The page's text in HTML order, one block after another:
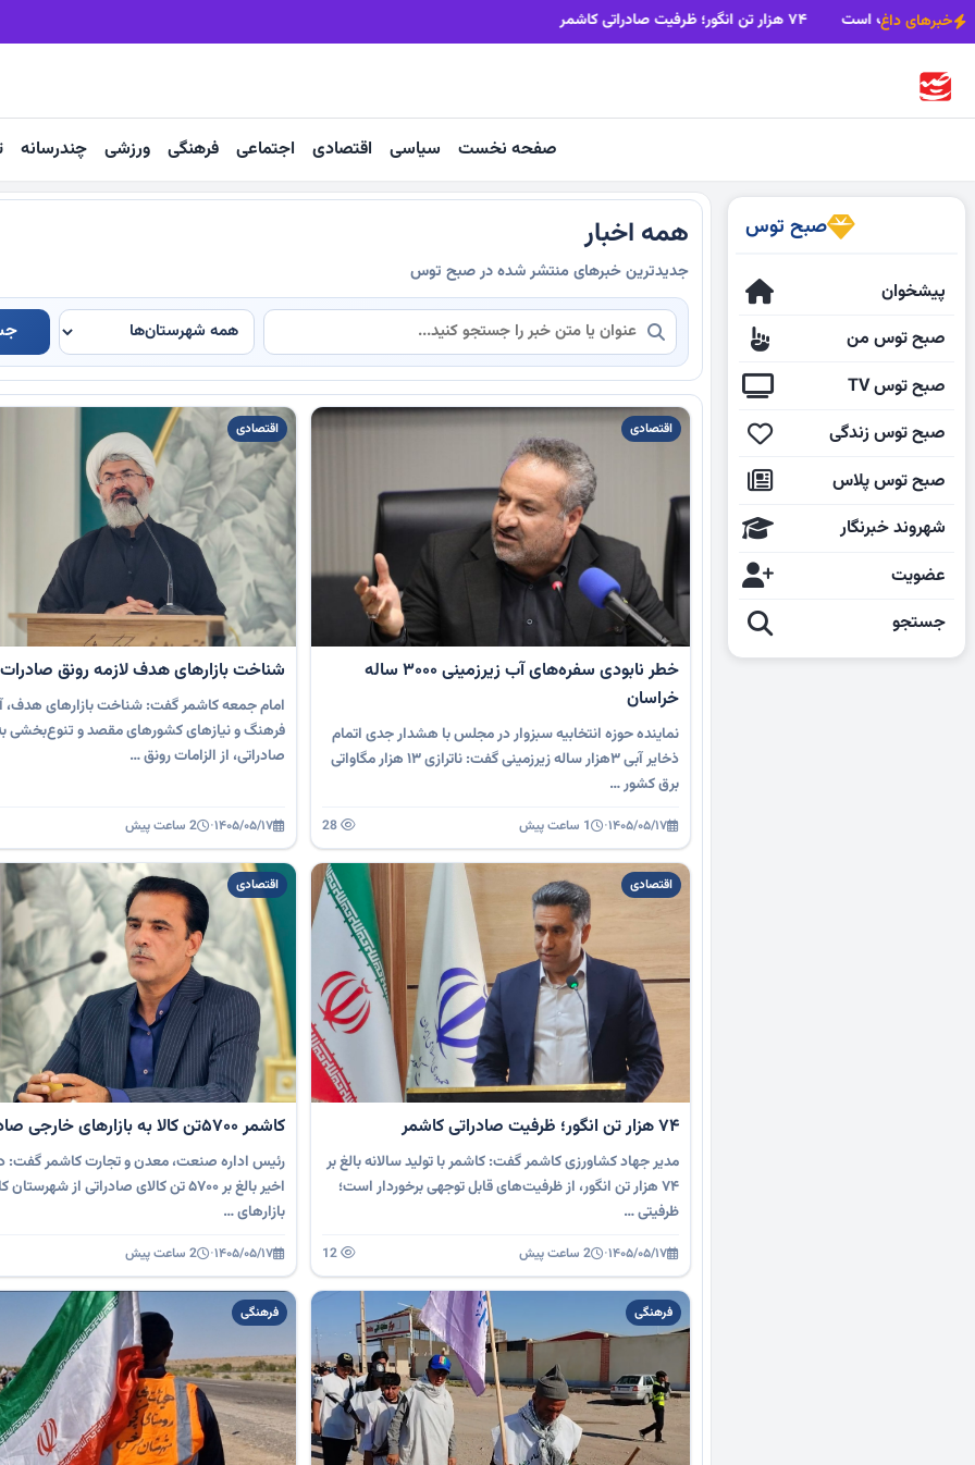
خبرهای داغ
شناخت بازارهای هدف لازمه رونق صادرات است ۷۴ هزار تن انگور؛ ظرفیت صادراتی کاشمر
صفحه نخست سیاسی اقتصادی اجتماعی فرهنگی ورزشی چندرسانه
صبح توس
پیشخوان
صبح توس من
صبح توس TV
صبح توس زندگی
صبح توس پلاس
شهروند خبرنگار
عضویت
جستجو
همه اخبار
جدیدترین خبرهای منتشر شده در صبح توس
اقتصادی
خطر نابودی سفره‌های آب زیرزمینی ۳۰۰۰ ساله
خراسان
نماینده حوزه انتخابیه سبزوار در مجلس با هشدار جدی اتمام
ذخایر آبی ۳هزار ساله زیرزمینی گفت: ناترازی ۱۳ هزار مگاواتی
برق کشور …
۱۴۰۵/۰۵/۱۷· 1 ساعت پیش
اقتصادی
شناخت بازارهای هدف لازمه رونق
امام جمعه کاشمر گفت: شناخت بازارهای هدف،
فرهنگ و نیازهای کشورهای مقصد و تنوع‌بخشی
صادراتی، از الزامات رونق …
۱۴۰۵/۰۵/۱۷· 2 ساعت پیش
اقتصادی
۷۴ هزار تن انگور؛ ظرفیت صادراتی کاشمر
مدیر جهاد کشاورزی کاشمر گفت: کاشمر با تولید سالانه بالغ بر
۷۴ هزار تن انگور، از ظرفیت‌های قابل توجهی برخوردار است؛
ظرفیتی …
۱۴۰۵/۰۵/۱۷· 2 ساعت پیش
اقتصادی
کاشمر ۵۷۰۰تن کالا به بازارهای خارجی صادر کرد
رئیس اداره صنعت، معدن و تجارت کاشمر گفت:
اخیر بالغ بر ۵۷۰۰ تن کالای صادراتی از
بازارهای …
۱۴۰۵/۰۵/۱۷· 2 ساعت پیش
فرهنگی فرهنگی